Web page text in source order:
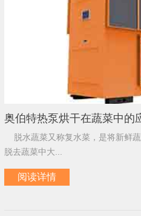
奥伯特热泵烘干在蔬菜中的
脱水蔬菜又称复水菜，是将新鲜
脱去蔬菜中大...
阅读详情